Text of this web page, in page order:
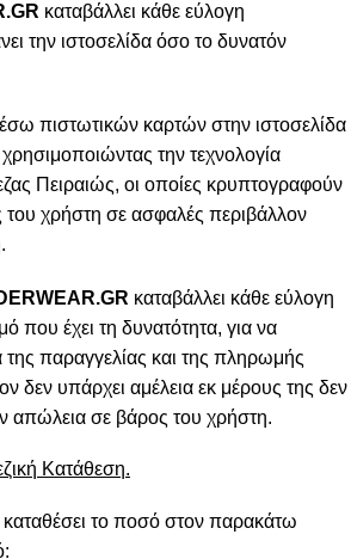
καταβάλλει κάθε εύλογη
την ιστοσελίδα όσο το δυνατόν
πιστωτικών καρτών στην ιστοσελίδα
την τεχνολογία
Πειραιώς, οι οποίες κρυπτογραφούν
του χρήστη σε ασφαλές περιβάλλον
καταβάλλει κάθε εύλογη
που έχει τη δυνατότητα, για να
της παραγγελίας και της πληρωμής
δεν υπάρχει αμέλεια εκ μέρους της δεν
απώλεια σε βάρος του χρήστη.
Κατάθεση.
το ποσό στον παρακάτω